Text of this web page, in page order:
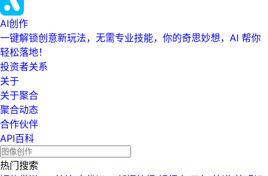
AI创作
一键解锁创意新玩法，无需专业技能，你的奇思妙想，AI 帮你
轻松落地！
投资者关系
关于
关于聚合
聚合动态
合作伙伴
API百科
热门搜索